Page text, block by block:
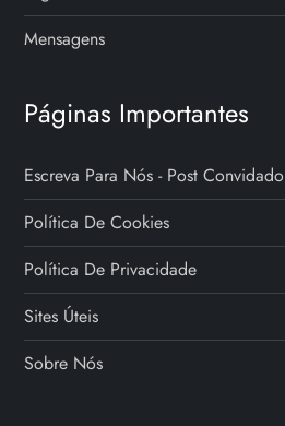
Mensagens
Páginas Importantes
Escreva Para Nós - Post Convidado
Política De Cookies
Política De Privacidade
Sites Úteis
Sobre Nós